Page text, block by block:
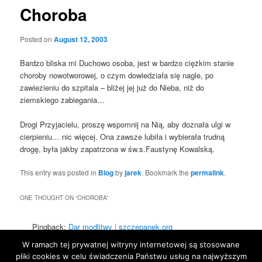
Choroba
Posted onAugust 12, 2003
Bardzo bliska mi Duchowo osoba, jest w bardzo ciężkim stanie
choroby nowotworowej, o czym dowiedziała się nagle, po
zawiezieniu do szpitala – bliżej jej już do Nieba, niż do
ziemskiego zabiegania…
Drogi Przyjacielu, proszę wspomnij na Nią, aby doznała ulgi w
cierpieniu… nic więcej. Ona zawsze lubiła i wybierała trudną
drogę, była jakby zapatrzona w św.s.Faustynę Kowalską.
This entry was posted in Blogbyjarek. Bookmark thepermalink.
ONE THOUGHT ON “CHOROBA”
Pingback: Dar modlitwy | szczepanek.org
W ramach tej prywatnej witryny internetowej są stosowane
pliki cookies w celu świadczenia Państwu usług na najwyższym